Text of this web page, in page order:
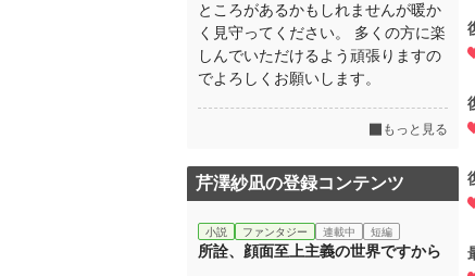
ところがあるかもしれませんが暖か
く見守ってください。 多くの方に楽
しんでいただけるよう頑張りますの
でよろしくお願いします。
もっと見る
芹澤紗凪の登録コンテンツ
小説 ファンタジー 連載中 短編
所詮、顔面至上主義の世界ですから